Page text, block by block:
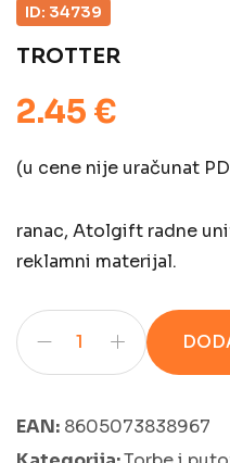
ID: 34739
TROTTER
2.45 €
(u cene nije uračunat
ranac, Atolgift radne
reklamni materijal.
EAN: 8605073838967